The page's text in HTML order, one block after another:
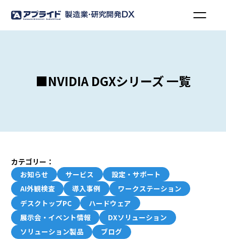
■NVIDIA DGXシリーズ 一覧
カテゴリー：
お知らせ
サービス
設定・サポート
AI外観検査
導入事例
ワークステーション
デスクトップPC
ハードウェア
展示会・イベント情報
DXソリューション
ソリューション製品
ブログ